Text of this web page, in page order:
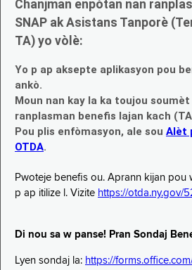
Chanjman enpòtan nan
SNAP ak Asistans Tanporè
TA) yo vòlè:
Yo p ap aksepte aplikasyon pou
ankò.
Moun nan kay la ka toujou
ranplasman benefis lajan kach
Pou plis enfòmasyon, ale sou Alèt
OTDA.
Pwoteje benefis ou. Aprann kijan pou
p ap itilize l. Vizite https://otda.ny.gov/
Di nou sa w panse! Pran Sondaj
Lyen sondaj la: https://